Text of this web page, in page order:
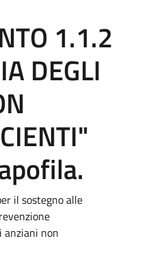
1.1.2
DEGLI
il sostegno alle
anziani non